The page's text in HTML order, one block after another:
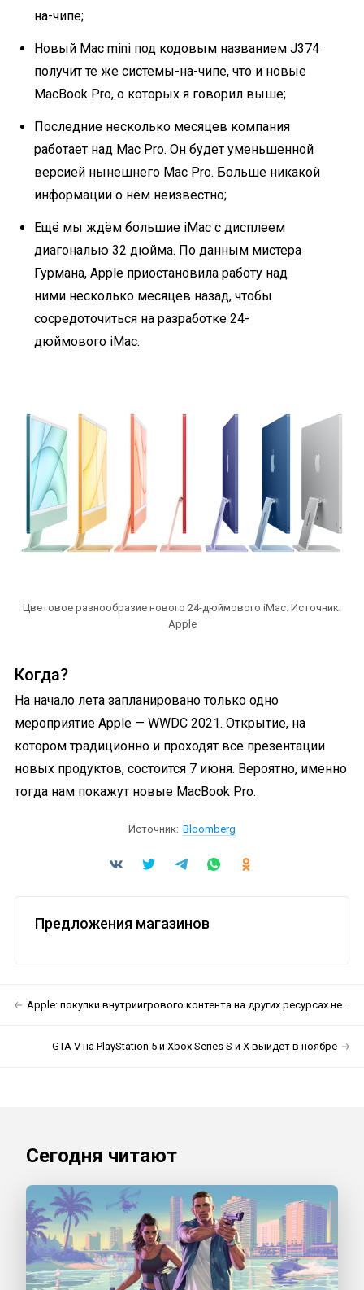
на-чипе;
Новый Mac mini под кодовым названием J374
получит те же системы-на-чипе, что и новые
MacBook Pro, о которых я говорил выше;
Последние несколько месяцев компания
работает над Mac Pro. Он будет уменьшенной
версией нынешнего Mac Pro. Больше никакой
информации о нём неизвестно;
Ещё мы ждём большие iMac с дисплеем
диагональю 32 дюйма. По данным мистера
Гурмана, Apple приостановила работу над
ними несколько месяцев назад, чтобы
сосредоточиться на разработке 24-
дюймового iMac.
Цветовое разнообразие нового 24-дюймового iMac. Источник:
Apple
Когда?
На начало лета запланировано только одно
мероприятие Apple — WWDC 2021. Открытие, на
котором традиционно и проходят все презентации
новых продуктов, состоится 7 июня. Вероятно, именно
тогда нам покажут новые MacBook Pro.
Источник: Bloomberg
Предложения магазинов
Apple: покупки внутриигрового контента на других ресурсах негативно повлияют на App Store
GTA V на PlayStation 5 и Xbox Series S и X выйдет в ноябре
Сегодня читают